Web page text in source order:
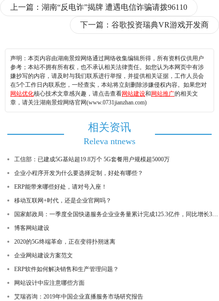
上一篇： 湖南“反电诈”揭牌 遭遇电信诈骗请拨96110
下一篇： 谷歌投资瑞典VR游戏开发商
声明：本页内容由湖南景煌网络通过网络收集编辑所得，所有资料仅供用户
参考；本站不拥有所有权，也不承认相关法律责任。如您认为本网页中有涉
嫌抄写的内容，请及时与我们联系进行举报，并提供相关证据，工作人员会
在5个工作日内联系您，一经查实，本站将立刻删除涉嫌侵权内容。如果您对
网站优化核心技术文章感兴趣，请点击查看网站建设和 网站推广的相关文
章，请关注湖南景煌网络官网(www.0731jianzhan.com)
相关资讯
Releva ntnews
工信部：已建成5G基站超19.8万个 5G套餐用户规模超5000万
企业小程序开发为什么要选择定制，好处有哪些？
ERP能带来哪些好处，请对号入座！
移动互联网+时代，还是企业官网吗？
国家邮政局：一季度全国快递服务企业业务量累计完成125.3亿件，同比增长3.2%
博客网站建设
2020的5G终端革命，正在变得扑朔迷离
企业网站建设方案范文
ERP软件如何解决销售和生产管理问题？
网站设计中应注意哪些方面
艾瑞咨询：2019年中国企业直播服务市场研究报告